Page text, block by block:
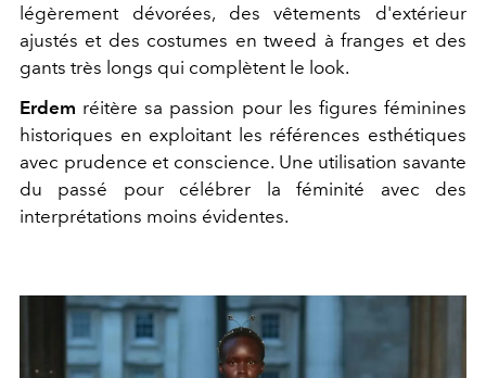
légèrement dévorées, des vêtements d'extérieur
ajustés et des costumes en tweed à franges et des
gants très longs qui complètent le look.
Erdem réitère sa passion pour les figures féminines
historiques en exploitant les références esthétiques
avec prudence et conscience. Une utilisation savante
du passé pour célébrer la féminité avec des
interprétations moins évidentes.